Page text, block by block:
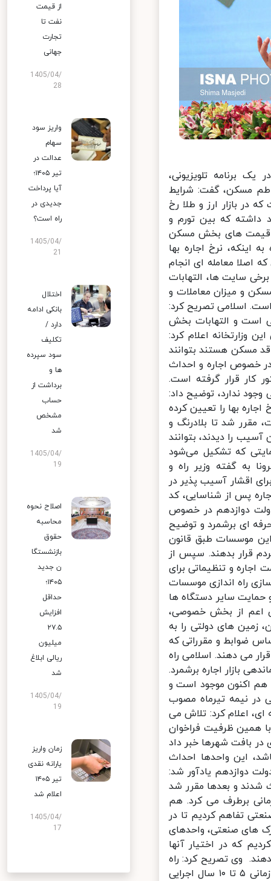
برنامه تلویزیونی،
مسکن، گفت: شرایط
بازار ارز و طلا رخ
که بین تورم و
قیمت های بخش مسکن
اینکه، نرخ اجاره بها
اصلا معامله ای انجام
سایت ها، التهابات
و میزان معاملات و
اسلامی تصریح کرد:
و التهابات بخش
اعلام کرد:
مسکن هستند بتوانند
خصوص اجاره و احداث
قرار گرفته است.
ندارد، توضیح داد:
بها را تعیین کرده
شد تا بلادرنگ و
را دیدند، بتوانند
که تشکیل می‌شود
به گفته وزیر راه و
اقشار آسیب پذیر در
پس از شناسایی، کد
دوازدهم در خصوص
ای برشمرد و توضیح
موسسات طبق قانون
قرار بدهند. سپس از
و تنظیماتی برای
راه اندازی موسسات
حمایت سایر دستگاه ها
اعم از بخش خصوصی،
زمین و مسکن، زمین های دولتی را به
ضوابط و مقرراتی که
می دهند. اسلامی راه
بازار اجاره برشمرد.
هم اکنون موجود است و
نیمه تیرماه مصوب
اعلام کرد: تلاش می
و با همین ظرفیت فراخوان
بافت شهرها خبر داد
این واحدها احداث
دوازدهم یادآور شد:
و بعدها مقرر شد
برطرف می کرد. هم
تفاهم کردیم تا در
های صنعتی، واحدهای
که در اختیار آنها
وی تصریح کرد: راه
اندازی موسسات اجاره داری حرفه ای برنامه ای میان مدت است و در بازه زمانی ۵ تا ۱۰ سال اجرایی
از قیمت
نفت تا
تجارت
جهانی
1405/04/
28
واریز سود
سهام
عدالت در
تیر ۱۴۰۵؛
آیا پرداخت
جدیدی در
راه است؟
1405/04/
اختلال
بانکی ادامه
دارد /
تکلیف
سود سپرده
ها و
برداشت از
حساب
مشخص
شد
1405/04/
19
اصلاح نحوه
محاسبه
حقوق
بازنشستگا
ن جدید
۱۴۰۵؛
حداقل
افزایش
۲۷.۵
میلیون
ریالی ابلاغ
شد
1405/04/
19
زمان واریز
یارانه نقدی
تیر ۱۴۰۵
اعلام شد
1405/04/
17